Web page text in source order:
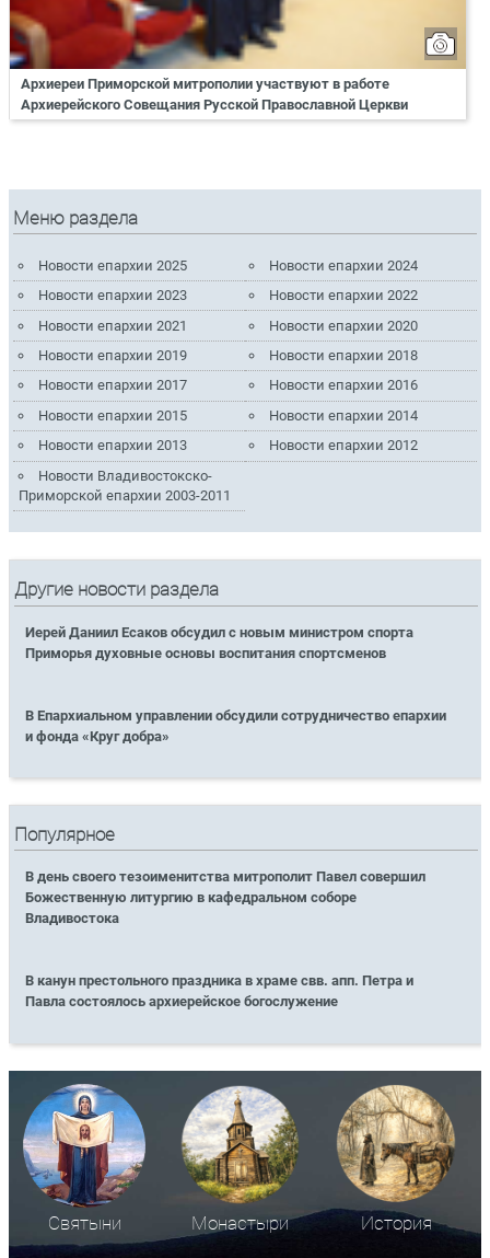
Архиереи Приморской митрополии участвуют в работе
Архиерейского Совещания Русской Православной Церкви
Меню раздела
Новости епархии 2025
Новости епархии 2024
Новости епархии 2023
Новости епархии 2022
Новости епархии 2021
Новости епархии 2020
Новости епархии 2019
Новости епархии 2018
Новости епархии 2017
Новости епархии 2016
Новости епархии 2015
Новости епархии 2014
Новости епархии 2013
Новости епархии 2012
Новости Владивостокско-
Приморской епархии 2003-2011
Другие новости раздела
Иерей Даниил Есаков обсудил с новым министром спорта
Приморья духовные основы воспитания спортсменов
В Епархиальном управлении обсудили сотрудничество епархии
и фонда «Круг добра»
Популярное
В день своего тезоименитства митрополит Павел совершил
Божественную литургию в кафедральном соборе
Владивостока
В канун престольного праздника в храме свв. апп. Петра и
Павла состоялось архиерейское богослужение
Святыни Монастыри История